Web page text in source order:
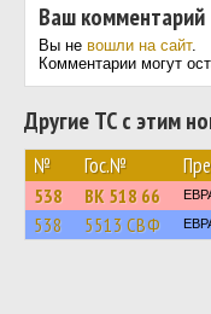
Ваш комментарий
Вы не вошли на сайт.
Комментарии могут
Другие ТС с этим
№ Гос.№
538 ВК 518 66
538 5513 СВФ